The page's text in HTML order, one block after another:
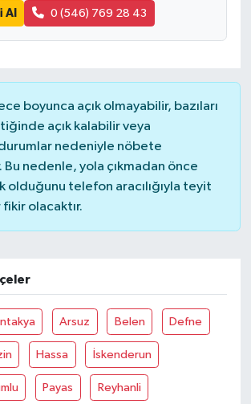
Al 0 (546) 769 28 43
boyunca açık olmayabilir, bazıları
açık kalabilir veya
nedeniyle nöbete
nedenle, yola çıkmadan önce
olduğunu telefon aracılığıyla teyit
olacaktır.
Arsuz Belen Defne
Hassa İskenderun
Payas Reyhanli